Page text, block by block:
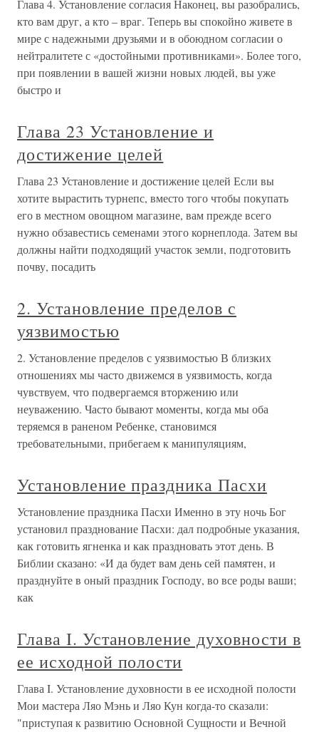
Глава 4. Установление согласия Наконец, вы разобрались,
кто вам друг, а кто – враг. Теперь вы спокойно живете в
мире с надежными друзьями и в обоюдном согласии о
нейтралитете с «достойными противниками». Более того,
при появлении в вашей жизни новых людей, вы уже
быстро и
Глава 23 Установление и
достижение целей
Глава 23 Установление и достижение целей Если вы
хотите вырастить турнепс, вместо того чтобы покупать
его в местном овощном магазине, вам прежде всего
нужно обзавестись семенами этого корнеплода. Затем вы
должны найти подходящий участок земли, подготовить
почву, посадить
2. Установление пределов с
уязвимостью
2. Установление пределов с уязвимостью В близких
отношениях мы часто движемся в уязвимость, когда
чувствуем, что подвергаемся вторжению или
неуважению. Часто бывают моменты, когда мы оба
теряемся в раненом Ребенке, становимся
требовательными, прибегаем к манипуляциям,
Установление праздника Пасхи
Установление праздника Пасхи Именно в эту ночь Бог
установил празднование Пасхи: дал подробные указания,
как готовить ягненка и как праздновать этот день. В
Библии сказано: «И да будет вам день сей памятен, и
празднуйте в оный праздник Господу, во все роды ваши;
как
Глава I. Установление духовности в
ее исходной полости
Глава I. Установление духовности в ее исходной полости
Мои мастера Ляо Мэнь и Ляо Кун когда-то сказали:
"приступая к развитию Основной Сущности и Вечной